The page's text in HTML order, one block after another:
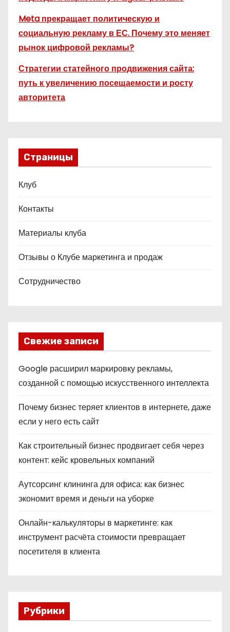
Meta прекращает политическую и
социальную рекламу в ЕС. Почему это меняет
рынок цифровой рекламы?
Стратегии статейного продвижения сайта:
путь к увеличению посещаемости и росту
авторитета
Страницы
Клуб
Контакты
Материалы клуба
Отзывы о Клубе маркетинга и продаж
Сотрудничество
Свежие записи
Google расширил маркировку рекламы,
созданной с помощью искусственного интеллекта
Почему бизнес теряет клиентов в интернете, даже
если у него есть сайт
Как строительный бизнес продвигает себя через
контент: кейс кровельных компаний
Аутсорсинг клининга для офиса: как бизнес
экономит время и деньги на уборке
Онлайн-калькуляторы в маркетинге: как
инструмент расчёта стоимости превращает
посетителя в клиента
Рубрики